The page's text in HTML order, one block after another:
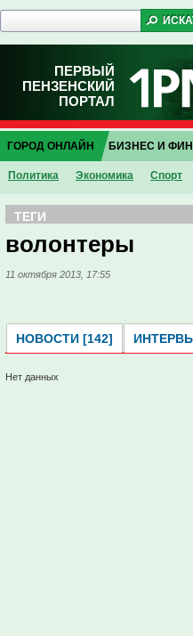
ПЕРВЫЙ
ПЕНЗЕНСКИЙ
ПОРТАЛ
ГОРОД ОНЛАЙН
Политика Экономика Спорт
БИЗНЕС И
ТЕГИ
волонтеры
11 октября 2013, 17:55
НОВОСТИ [142]
Нет данных